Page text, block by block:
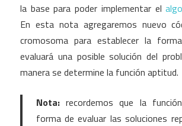
la base para poder implementar el
En esta nota agregaremos nuevo
cromosoma para establecer la
evaluará una posible solución del
manera se determine la función aptitud.
Nota:recordemos que la
forma de evaluar las soluciones